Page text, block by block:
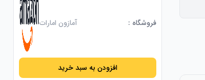
فروشگاه : آمازون امارات
افزودن به سبد خرید